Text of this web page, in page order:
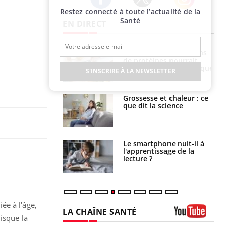
à l'âge,
la
Facebook Twitter Instagram
de protéines pourrait
finalement être bénéfique
Grossesse et chaleur : ce
que dit la science
Le smartphone nuit-il à
l'apprentissage de la
lecture ?
LA CHAÎNE SANTÉ
Restez connecté à toute l’actualité de la
Santé
S'INSCRIRE À LA NEWSLETTER